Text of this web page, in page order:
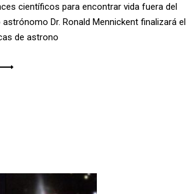
científicos para encontrar vida fuera del
Dr. Ronald Mennickent finalizará el
de astrono